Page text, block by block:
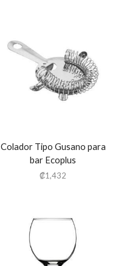
Colador Tipo Gusano para
bar Ecoplus
₡1,432